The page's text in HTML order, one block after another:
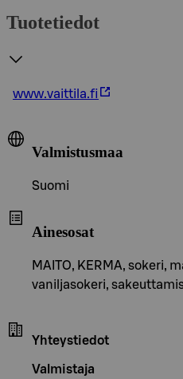
Tuotetiedot
www.vaittila.fi
Valmistusmaa
Suomi
Ainesosat
MAITO, KERMA, sokeri,
vaniljasokeri,
Yhteystiedot
Valmistaja